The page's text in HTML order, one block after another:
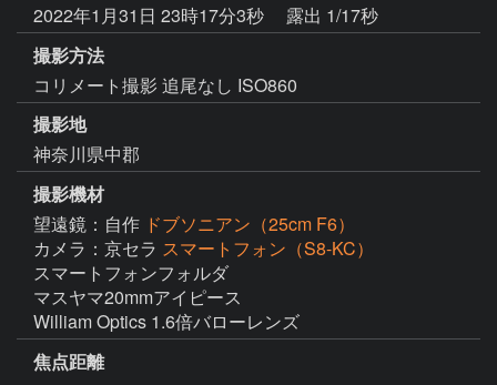
2022年1月31日 23時17分3秒
露出 1/17秒
撮影方法
コリメート撮影 追尾なし ISO860
撮影地
神奈川県中郡
撮影機材
望遠鏡：自作 ドブソニアン（25cm F6）
カメラ：京セラ スマートフォン（S8-KC）
スマートフォンフォルダ
マスヤマ20mmアイピース
William Optics 1.6倍バローレンズ
焦点距離